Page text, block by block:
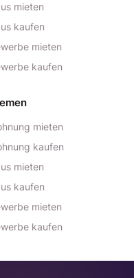
mieten
kaufen
mieten
kaufen
mieten
kaufen
mieten
kaufen
mieten
kaufen